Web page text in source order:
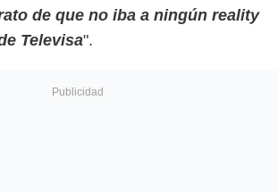
de que no iba a ningún reality
Televisa".